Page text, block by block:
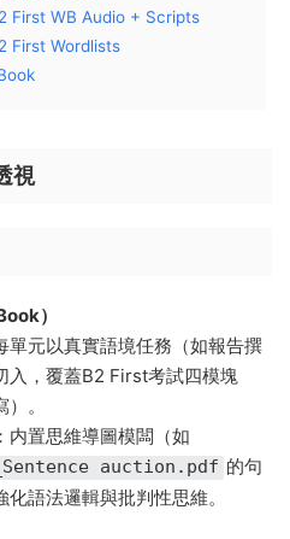
First WB Audio + Scripts
First Wordlists
視
）​
單元以真實語境任務（如報告撰
入，覆蓋B2 First考試四模塊
。
​：内置思維導圖模闆（如
auction.pdf 的句
語法邏輯與批判性思維。